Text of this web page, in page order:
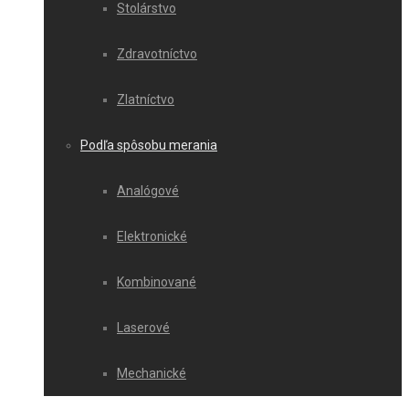
Stolárstvo
Zdravotníctvo
Zlatníctvo
Podľa spôsobu merania
Analógové
Elektronické
Kombinované
Laserové
Mechanické